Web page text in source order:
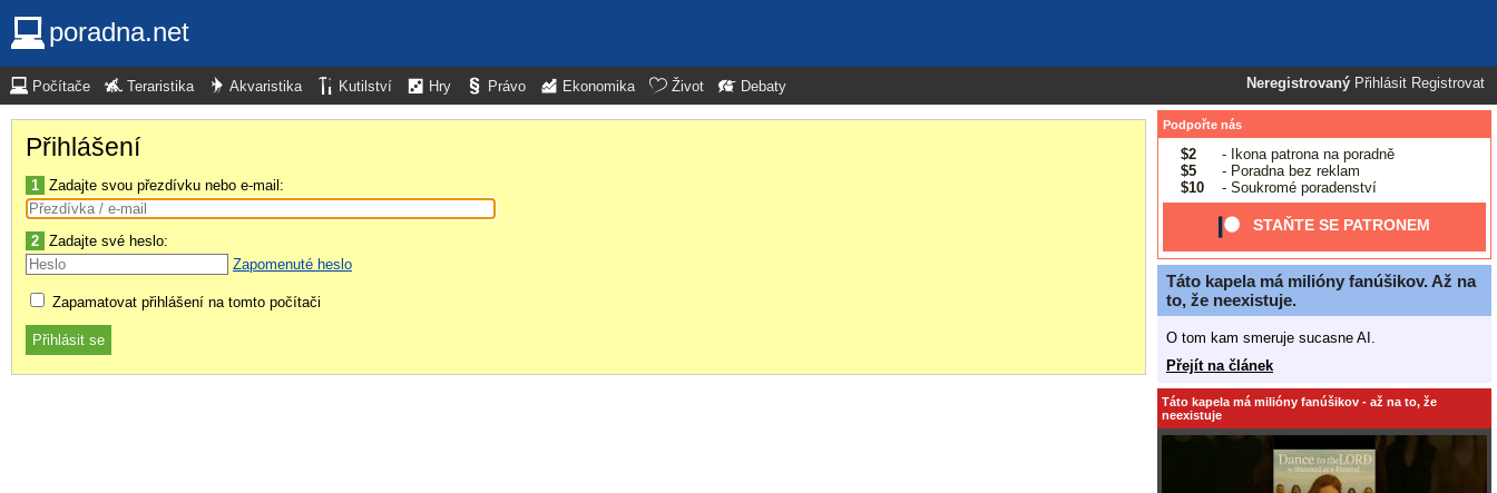
poradna.net
Neregistrovaný Přihlásit Registrovat
Počítače Teraristika Akvaristika Kutilství Hry Právo Ekonomika Život Debaty
Přihlášení
1 Zadajte svou přezdívku nebo e-mail:
2 Zadajte své heslo:
Zapomenuté heslo
Zapamatovat přihlášení na tomto počítači
Podpořte nás
$2
- Ikona patrona na poradně
$5
- Poradna bez reklam
$10
- Soukromé poradenství
STAŇTE SE PATRONEM
Táto kapela má milióny fanúšikov. Až na
to, že neexistuje.
O tom kam smeruje sucasne AI.
Přejít na článek
Táto kapela má milióny fanúšikov - až na to, že
neexistuje